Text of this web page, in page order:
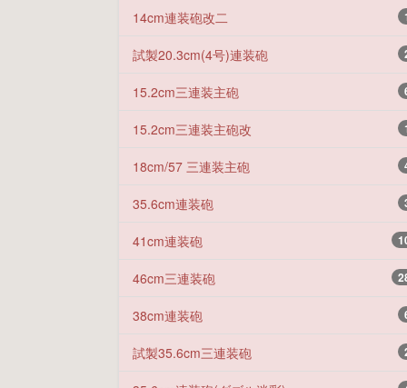
14cm連装砲改二
試製20.3cm(4号)連装砲
15.2cm三連装主砲
15.2cm三連装主砲改
18cm/57 三連装主砲
35.6cm連装砲
41cm連装砲
46cm三連装砲
38cm連装砲
試製35.6cm三連装砲